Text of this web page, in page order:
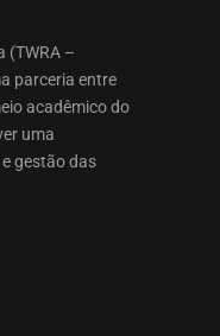
(TWRA –
parceria entre
acadêmico do
uma
gestão das